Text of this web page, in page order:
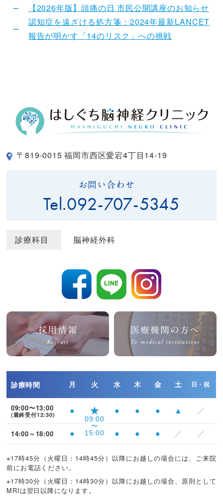
【2026年版】頭痛の日 市民公開講座のお知らせ
認知症を遠ざける処方箋：2024年最新LANCET
報告が明かす「14のリスク」への挑戦
〒819-0015 福岡市西区愛宕4丁目14-19
お問い合わせ
Tel.092-707-5345
診療科目 脳神経外科
採用情報
Recruit
医療機関の方へ
To medical institutions
診療時間 月 火 水 木 金 土 日・祝
09:00〜13:00
(最終受付12:30) ● ★
09:00
〜
15:00
● ● ● ▲ ／
14:00～18:00 ● ● ● ● ／ ／
※17時45分（火曜日：14時45分）以降にお越しの場合には、 ご来院
前にお電話ください。
※17時30分（火曜日：14時30分）以降にお越しの場合、 原則として
MRIは翌日以降になります。